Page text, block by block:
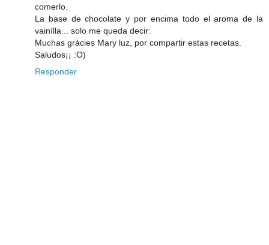
comerlo.
La base de chocolate y por encima todo el aroma de la
vainílla... solo me queda decir:
Muchas gràcies Mary luz, por compartir estas recetas.
Saludos¡¡ :O)
Responder